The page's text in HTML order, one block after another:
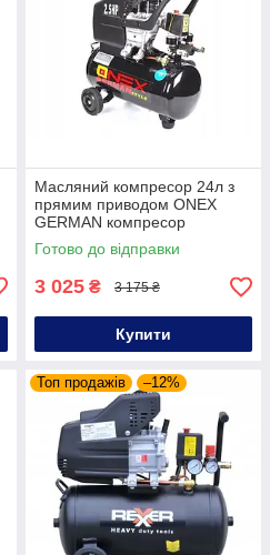
Масляний компресор 24л з
прямим приводом ONEX
GERMAN компресор
повітряний із місткістю 24 л
Готово до відправки
3 025 ₴ 3 175 ₴
Купити
Топ продажів –12%